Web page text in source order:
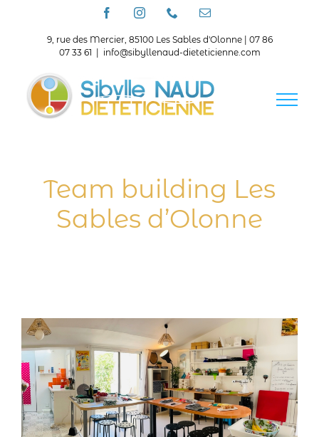
FacebookInstagramTéléphoneEmail
9, rue des Mercier, 85100 Les Sables d'Olonne | 07 86
07 33 61
info@sibyllenaud-dieteticienne.com
Team building Les
Sables d’Olonne